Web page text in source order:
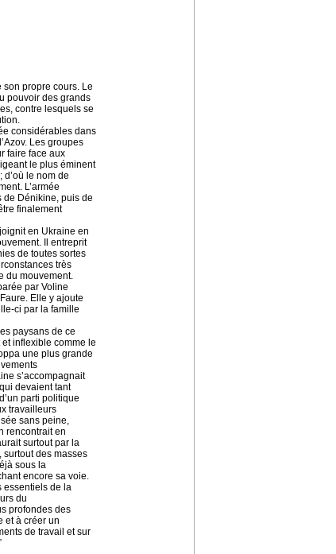
propre cours. Le
pouvoir des grands
contre lesquels se
considérables dans
Les groupes
faire face aux
le plus éminent
le nom de
L’armée
Dénikine, puis de
finalement
en Ukraine en
Il entreprit
de toutes sortes
très
du mouvement.
par Voline
Elle y ajoute
ci par la famille
paysans de ce
et inflexible comme le
une plus grande
s’accompagnait
devaient tant
parti politique
travailleurs
sans peine,
rencontrait en
surtout par la
surtout des masses
sous la
encore sa voie.
essentiels de la
du
profondes des
et à créer un
de travail et sur